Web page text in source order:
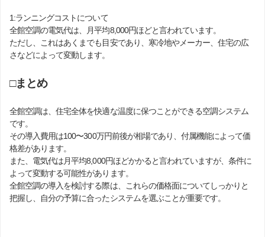
1:ランニングコストについて
全館空調の電気代は、月平均8,000円ほどと言われています。
ただし、これはあくまでも目安であり、寒冷地やメーカー、住宅の広
さなどによって変動します。
□まとめ
全館空調は、住宅全体を快適な温度に保つことができる空調システム
です。
その導入費用は100〜300万円前後が相場であり、付属機能によって価
格差があります。
また、電気代は月平均8,000円ほどかかると言われていますが、条件に
よって変動する可能性があります。
全館空調の導入を検討する際は、これらの価格面についてしっかりと
把握し、自分の予算に合ったシステムを選ぶことが重要です。